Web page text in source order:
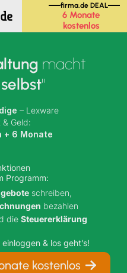
firma.de DEAL
6 Monate
kostenlos
macht
"
– Lexware
Geld:
+ 6 Monate
Programm:
schreiben,
bezahlen
dieSteuererklärung
einloggen & los geht's!
kostenlos